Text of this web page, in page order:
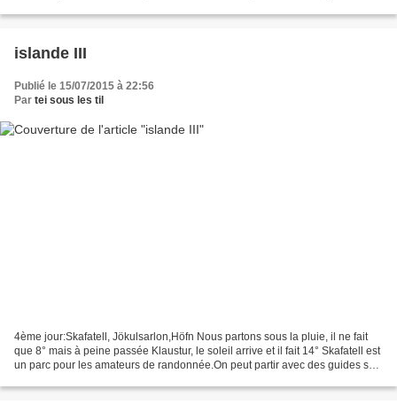
islande III
Publié le 15/07/2015 à 22:56
Par tei sous les til
4ème jour:Skafatell, Jökulsarlon,Höfn Nous partons sous la pluie, il ne fait
que 8° mais à peine passée Klaustur, le soleil arrive et il fait 14° Skafatell est
un parc pour les amateurs de randonnée.On peut partir avec des guides sur